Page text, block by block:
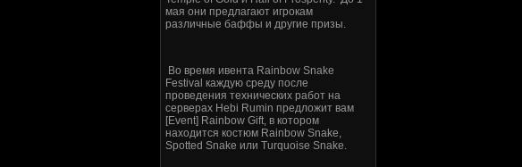
мая они предлагают игрокам
различные баффы и другие призы.
Во время ивента Rainbow Snake
Festival каждую среду после
проведения технических работ на
серверах Hebi Rumin предложит вам
[Event] Rainbow Gift, в котором
находится костюм Rainbow Snake,
Spotted Snake или Turquoise Snake.